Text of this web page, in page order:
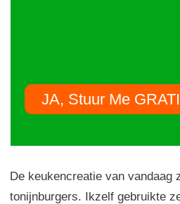
JA, Stuur Me
De keukencreatie van vandaag
tonijnburgers. Ikzelf gebruikte